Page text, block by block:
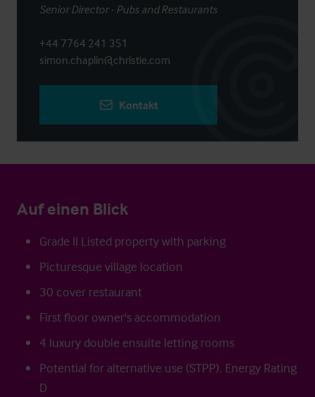
Senior Director - Pubs and Restaurants
+44 7764 241 351
simon.chaplin@christie.com
Kontakt
Auf einen Blick
Grade II Listed property with parking
Picturesque village location
30 cover restaurant
First floor owner's accommodation
4 luxury double ensuite letting rooms
Potential for alternative use (STPP). Energy Rating
D